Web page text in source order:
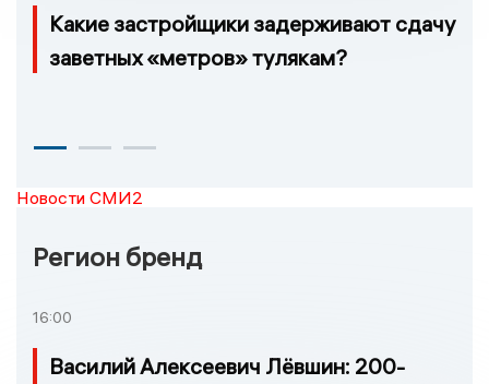
Какие застройщики задерживают сдачу
заветных «метров» тулякам?
Новости СМИ2
Регион бренд
16:00
Василий Алексеевич Лёвшин: 200-